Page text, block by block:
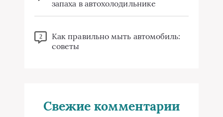
запаха в автохолодильнике
2
Как правильно мыть автомобиль:
советы
Свежие комментарии